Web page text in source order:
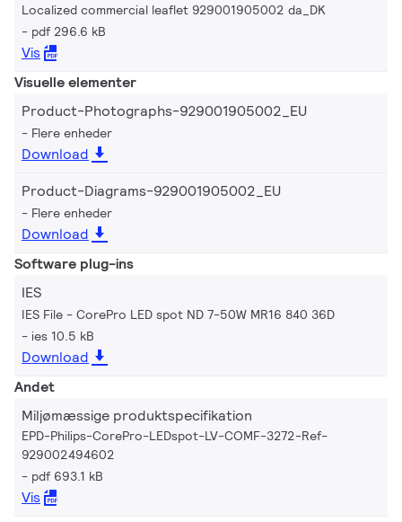
Localized commercial leaflet 929001905002 da_DK
pdf 296.6 kB
Vis
Visuelle elementer
Product-Photographs-929001905002_EU
Flere enheder
Download
Product-Diagrams-929001905002_EU
Flere enheder
Download
Software plug-ins
IES
IES File - CorePro LED spot ND 7-50W MR16 840 36D
ies 10.5 kB
Download
Andet
Miljømæssige produktspecifikation
EPD-Philips-CorePro-LEDspot-LV-COMF-3272-Ref-
929002494602
pdf 693.1 kB
Vis